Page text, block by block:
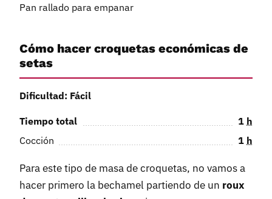
Pan rallado para empanar
Cómo hacer croquetas económicas de
setas
Dificultad: Fácil
Tiempo total 1 h
Cocción
1 h
Para este tipo de masa de croquetas, no vamos a
hacer primero la bechamel partiendo de un roux